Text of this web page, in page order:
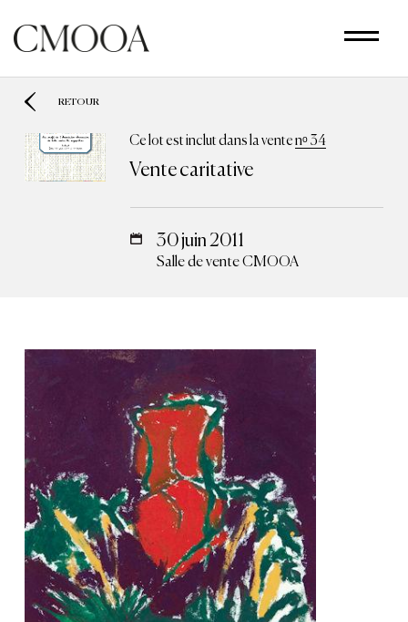
contenu
principal
RETOUR
Ce lot est inclut dans la ventenᵒ 34
Vente caritative
30 juin 2011
Salle de vente CMOOA